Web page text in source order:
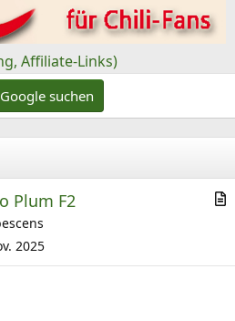
Affiliate-Links)
suchen
i
Plum F2
2025